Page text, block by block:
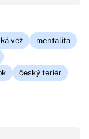
věž
mentalita
český teriér